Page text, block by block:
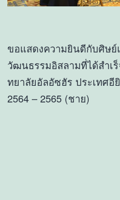
ขอแสดงความยินดีกับศิษย์
วัฒนธรรมอิสลามที่ได้สำเ
ทยาลัยอัลอัซฮัร ประเทศอี
2564 – 2565 (ชาย)